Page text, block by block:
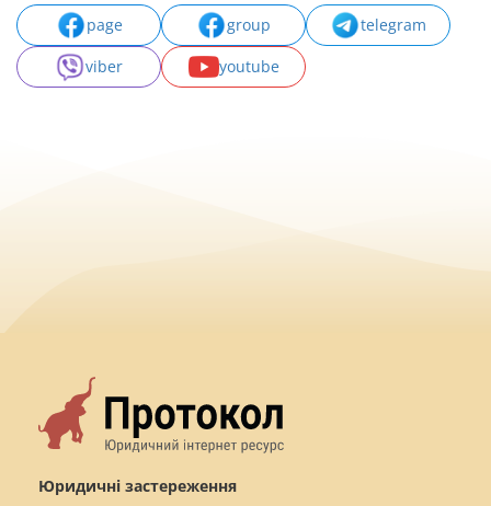
page group
telegram
viber
youtube
Юридичні застереження